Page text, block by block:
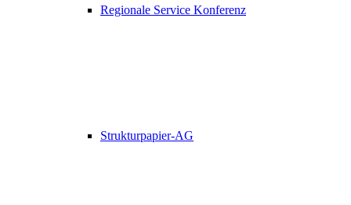
Regionale Service Konferenz
Strukturpapier-AG